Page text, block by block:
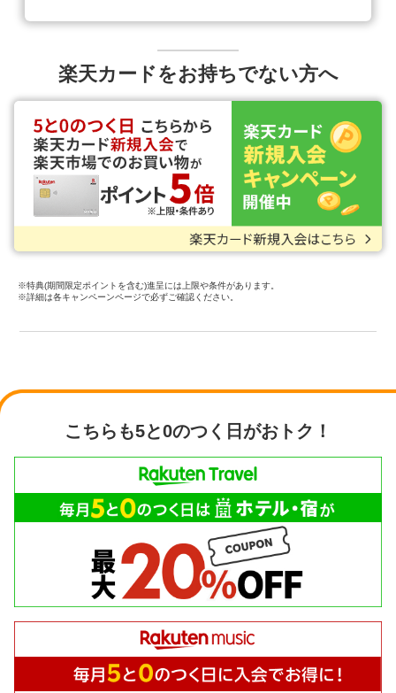
楽天カードをお持ちでない方へ
※特典(期間限定ポイントを含む)進呈には上限や条件があります。
※詳細は各キャンペーンページで必ずご確認ください。
こちらも5と0のつく日がおトク！